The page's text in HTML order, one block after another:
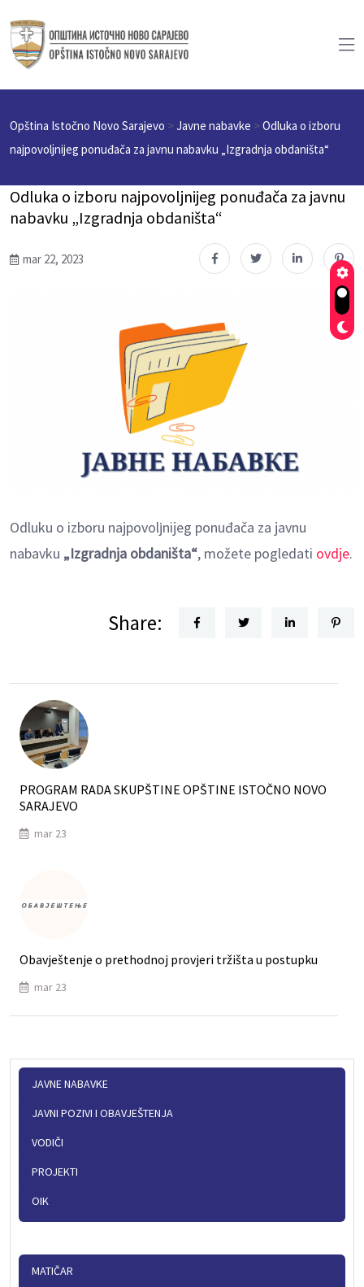
Opština Istočno Novo Sarajevo >Javne nabavke >Odluka o izboru
najpovolјnijeg ponuđača za javnu nabavku „Izgradnja obdaništa“
Odluka o izboru najpovolјnijeg ponuđača za javnu
nabavku „Izgradnja obdaništa“
mar 22, 2023
Odluku o izboru najpovolјnijeg ponuđača za javnu
nabavku „Izgradnja obdaništa“, možete pogledati ovdje.
Share:
PROGRAM RADA SKUPŠTINE OPŠTINE ISTOČNO NOVO
SARAJEVO
mar 23
Obavještenje o prethodnoj provjeri tržišta u postupku
mar 23
JAVNE NABAVKE
JAVNI POZIVI I OBAVJEŠTENJA
VODIČI
PROJEKTI
OIK
MATIČAR